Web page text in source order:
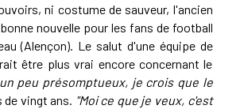
ni costume de sauveur, l'ancien
nouvelle pour les fans de football
(Alençon). Le salut d'une équipe de
être plus vrai encore concernant le
peu présomptueux, je crois que le
de vingt ans. "Moi ce que je veux, c'est